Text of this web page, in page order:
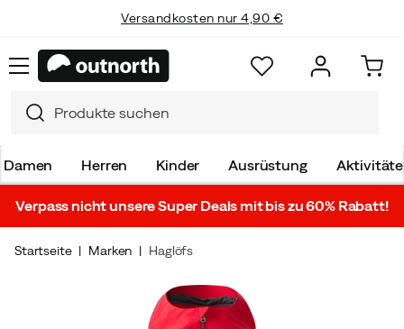
Versandkosten nur 4,90 €
Damen Herren Kinder Ausrüstung
Verpass nicht unsere Super Deals mit bis zu 60% Rabatt!
Startseite Marken Haglöfs